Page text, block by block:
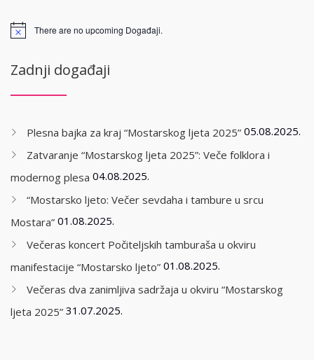
There are no upcoming Događaji.
Zadnji događaji
Plesna bajka za kraj “Mostarskog ljeta 2025” 05.08.2025.
Zatvaranje “Mostarskog ljeta 2025”: Veče folklora i
modernog plesa 04.08.2025.
“Mostarsko ljeto: Večer sevdaha i tambure u srcu
Mostara” 01.08.2025.
Večeras koncert Počiteljskih tamburaša u okviru
manifestacije “Mostarsko ljeto” 01.08.2025.
Večeras dva zanimljiva sadržaja u okviru “Mostarskog
ljeta 2025” 31.07.2025.